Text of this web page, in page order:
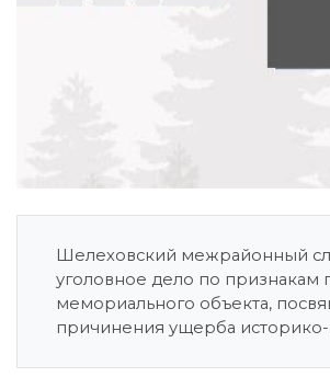
Шелеховский межрайонный
уголовное дело по признакам
мемориального объекта,
причинения ущерба историко-